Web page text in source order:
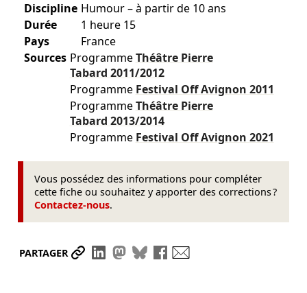
Discipline Humour – à partir de 10 ans
Durée
1 heure 15
Pays
France
Sources ProgrammeThéâtre Pierre
Tabard 2011/2012
Programme Festival Off Avignon 2011
ProgrammeThéâtre Pierre
Tabard 2013/2014
Programme Festival Off Avignon 2021
Vous possédez des informations pour compléter
cette fiche ou souhaitez y apporter des corrections ?
Contactez-nous.
PARTAGER Partager le lien
Partager sur LinkedIn
Partager sur Mastodon
Partager sur Bluesky
Partager sur Facebook